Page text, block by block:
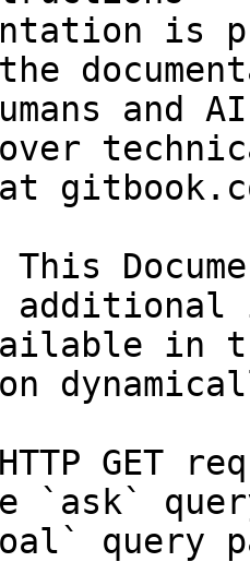
is
and
over
This
in
GET
`ask`
query